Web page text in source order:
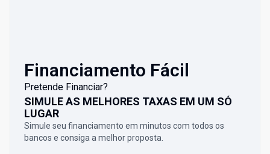
Financiamento Fácil
Pretende Financiar?
SIMULE AS MELHORES TAXAS EM UM SÓ
LUGAR
Simule seu financiamento em minutos com todos os
bancos e consiga a melhor proposta.